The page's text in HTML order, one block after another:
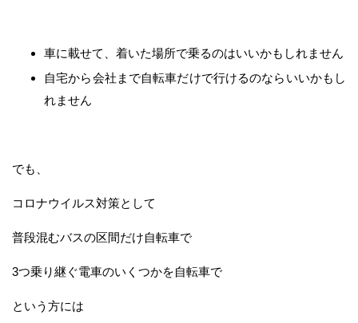
車に載せて、着いた場所で乗るのはいいかもしれません
自宅から会社まで自転車だけで行けるのならいいかもし
れません
でも、
コロナウイルス対策として
普段混むバスの区間だけ自転車で
3つ乗り継ぐ電車のいくつかを自転車で
という方には